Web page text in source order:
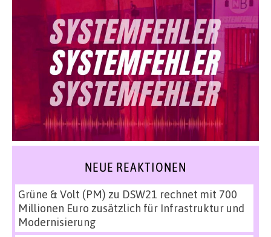
NEUE REAKTIONEN
Grüne & Volt (PM) zu DSW21 rechnet mit 700
Millionen Euro zusätzlich für Infrastruktur und
Modernisierung